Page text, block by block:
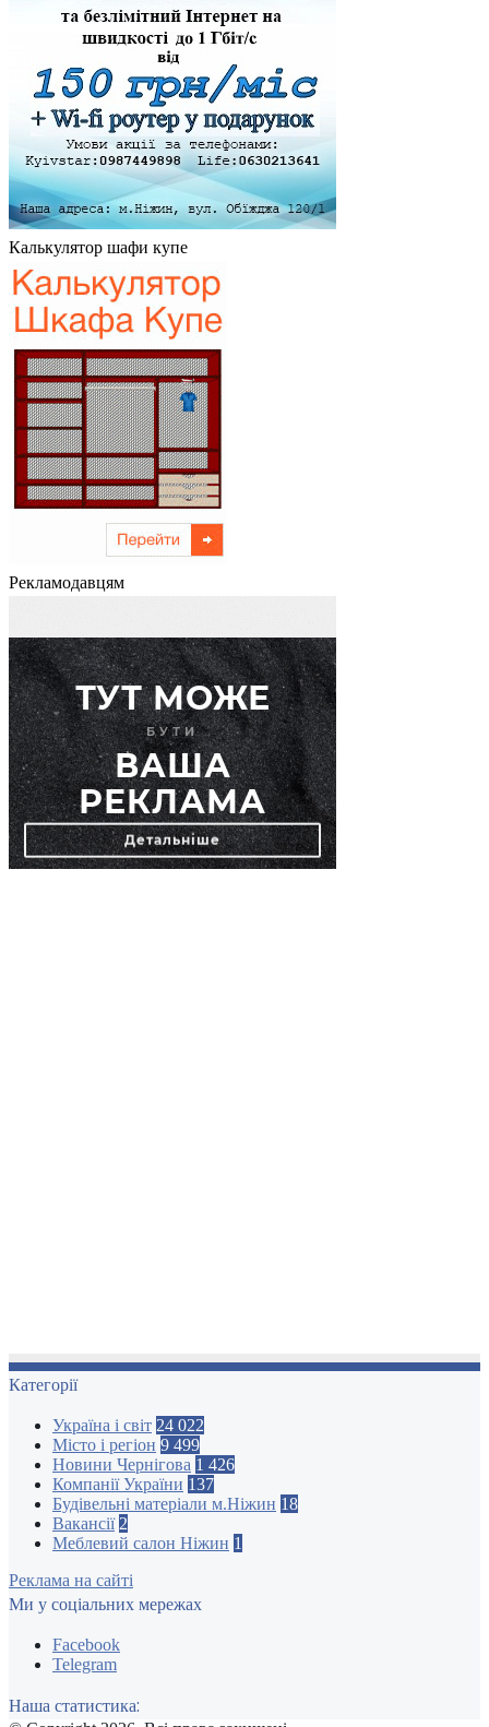
Калькулятор шафи купе
Рекламодавцям
Категорії
Україна і світ 24 022
Місто і регіон 9 499
Новини Чернігова 1 426
Компанії України 137
Будівельні матеріали м.Ніжин 18
Вакансії 2
Меблевий салон Ніжин 1
Реклама на сайті
Ми у соціальних мережах
Facebook
Telegram
Наша статистика: